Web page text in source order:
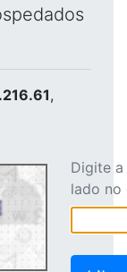
,
Digite
lado no